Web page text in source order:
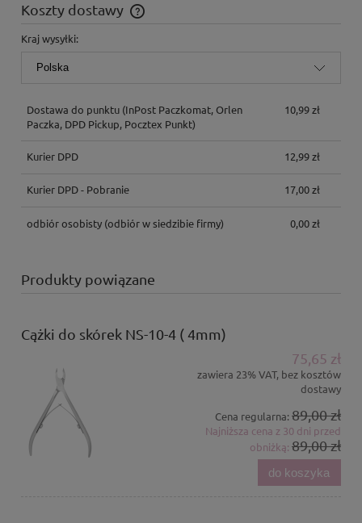
Koszty dostawy
Cena nie zawiera ewentualnych kosztów płatności
Kraj wysyłki:
Dostawa do punktu(InPost Paczkomat, Orlen
Paczka, DPD Pickup, Pocztex Punkt)
10,99 zł
Kurier DPD 12,99 zł
Kurier DPD - Pobranie 17,00 zł
odbiór osobisty(odbiór w siedzibie firmy) 0,00 zł
Produkty powiązane
Cążki do skórek NS-10-4 ( 4mm)
75,65 zł
zawiera 23% VAT, bez kosztów
dostawy
Cena regularna: 89,00 zł
Najniższa cena z 30 dni przed
obniżką: 89,00 zł
do koszyka